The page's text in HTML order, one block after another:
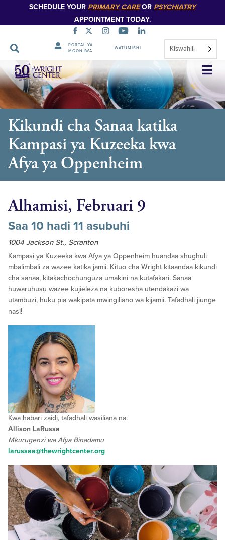
SCHEDULE YOUR PRIMARY CAREOR PSYCHIATRY
APPOINTMENT TODAY.
PORTAL YA
MGONJWA
WATUMISHI Kiswahili
Ruka
Urambazaji
Kikundi cha Sanaa katika
Kampasi ya Kuzeeka kwa
Afya ya Oppenheim
Alhamisi, Februari 9
Saa 10 hadi 11 asubuhi
1004 Jackson St., Scranton
Kampasi ya Kuzeeka kwa Afya ya Oppenheim huandaa shughuli
mbalimbali za wazee katika jamii. Kituo cha Wright kitaandaa kikundi
cha sanaa, kitakachochunguza umakini na kutafakari. Sanaa
huwaruhusu wazee kujieleza na kuboresha utendakazi wa
utambuzi, huku pia wakipata mwingiliano wa kijamii. Tafadhali jiunge
nasi!
Kwa habari zaidi, tafadhali wasiliana na:
Allison LaRussa
Mkurugenzi wa Afya Binadamu
larussaa@thewrightcenter.org